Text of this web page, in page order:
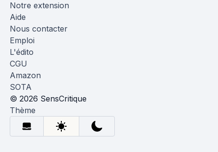
Notre extension
Aide
Nous contacter
Emploi
L'édito
CGU
Amazon
SOTA
© 2026 SensCritique
Thème